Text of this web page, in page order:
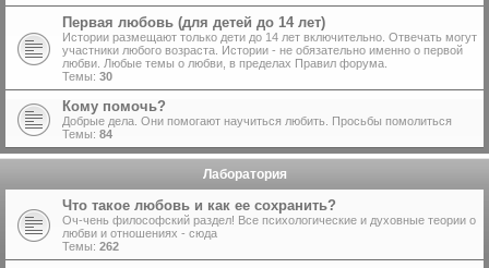
Первая любовь (для детей до 14 лет)
Истории размещают только дети до 14 лет включительно. Отвечать могут
участники любого возраста. Истории - не обязательно именно о первой
любви. Любые темы о любви, в пределах Правил форума.
Темы: 30
Кому помочь?
Добрые дела. Они помогают научиться любить. Просьбы помолиться
Темы: 84
Лаборатория
Что такое любовь и как ее сохранить?
Оч-чень философский раздел! Все психологические и духовные теории о
любви и отношениях - сюда
Темы: 262